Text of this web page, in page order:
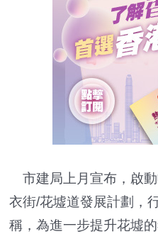
市建局上月宣布，啟
衣街/花墟道發展計劃，
稱，為進一步提升花墟